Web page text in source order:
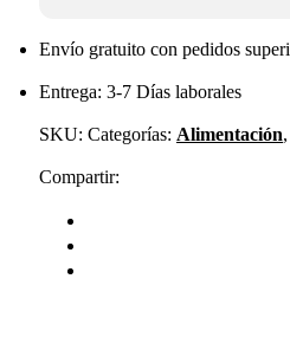
Envío gratuito con pedidos
Entrega: 3-7 Días laborales
SKU: Categorías: Alimentación,
Compartir: